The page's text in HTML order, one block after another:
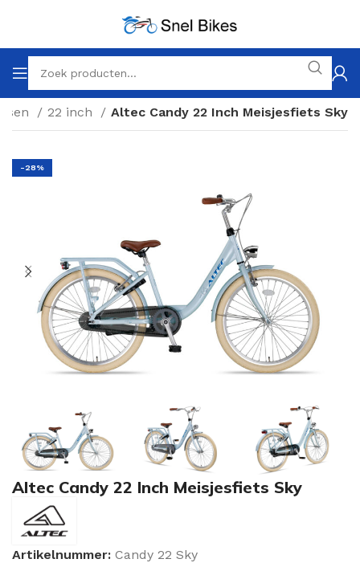
22 inch Altec Candy 22 Inch Meisjesfiets Sky
-28%
Altec Candy 22 Inch Meisjesfiets Sky
Artikelnummer: Candy 22 Sky